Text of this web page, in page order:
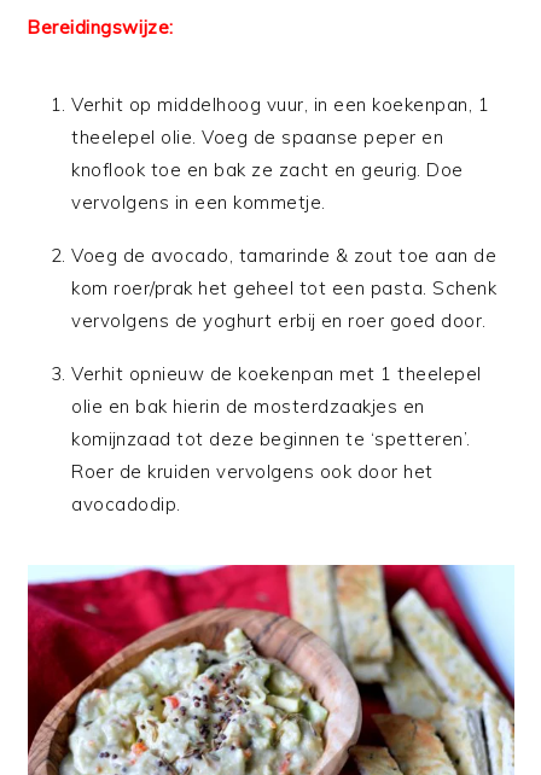
Bereidingswijze:
Verhit op middelhoog vuur, in een koekenpan, 1
theelepel olie. Voeg de spaanse peper en
knoflook toe en bak ze zacht en geurig. Doe
vervolgens in een kommetje.
Voeg de avocado, tamarinde & zout toe aan de
kom roer/prak het geheel tot een pasta. Schenk
vervolgens de yoghurt erbij en roer goed door.
Verhit opnieuw de koekenpan met 1 theelepel
olie en bak hierin de mosterdzaakjes en
komijnzaad tot deze beginnen te ‘spetteren’.
Roer de kruiden vervolgens ook door het
avocadodip.